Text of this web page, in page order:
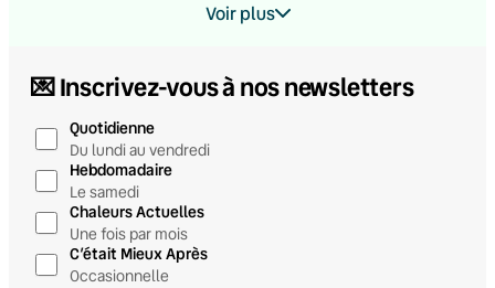
Voir plus
💌 Inscrivez-vous à nos newsletters
Quotidienne
Du lundi au vendredi
Hebdomadaire
Le samedi
Chaleurs Actuelles
Une fois par mois
C’était Mieux Après
Occasionnelle